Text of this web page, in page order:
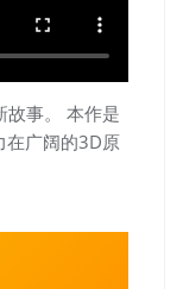
故事。 本作是
在广阔的3D原